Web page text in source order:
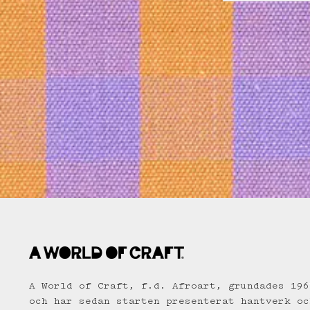
A World of Craft, f.d. Afroart, grundades
och har sedan starten presenterat hantverk